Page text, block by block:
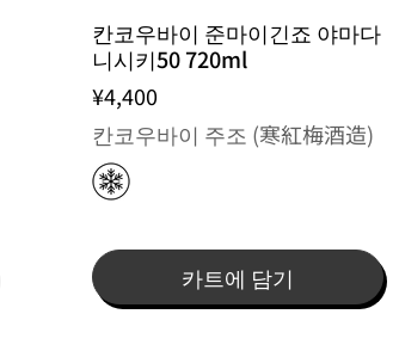
칸코우바이 준마이긴죠 야마다
니시키50 720ml
¥4,400
칸코우바이 주조 (寒紅梅酒造)
카트에 담기